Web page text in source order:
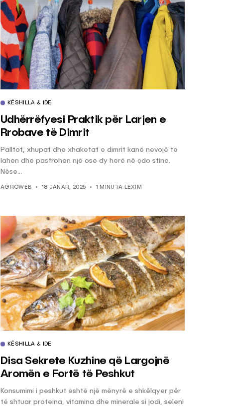
KËSHILLA & IDE
Udhërrëfyesi Praktik për Larjen e
Rrobave të Dimrit
Palltot, xhupat dhe xhaketat e dimrit kanë nevojë të
lahen dhe pastrohen një ose dy herë në çdo stinë.
Nëse...
AGROWEB 18 JANAR, 2025 1 MINUTA LEXIM
KËSHILLA & IDE
Disa Sekrete Kuzhine që Largojnë
Aromën e Fortë të Peshkut
Konsumimi i peshkut është një mënyrë e shkëlqyer për
të shtuar proteina, vitamina dhe minerale si jodi, seleni